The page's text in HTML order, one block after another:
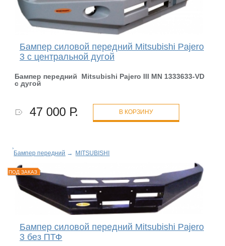
Бампер силовой передний Mitsubishi Pajero
3 с центральной дугой
Бампер передний Mitsubishi Pajero III MN 1333633-VD
с дугой
47 000 Р. В КОРЗИНУ
Бампер передний → MITSUBISHI
ПОД ЗАКАЗ
Бампер силовой передний Mitsubishi Pajero
3 без ПТФ